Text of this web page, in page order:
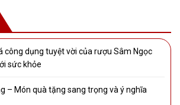
công dụng tuyệt vời của rượu Sâm Ngọc
sức khỏe
– Món quà tặng sang trọng và ý nghĩa